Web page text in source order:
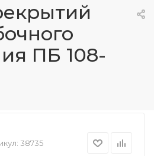
ПБ 108-
38735